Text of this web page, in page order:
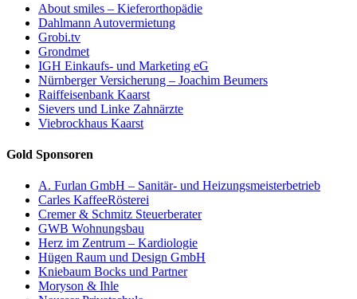
About smiles – Kieferorthopädie
Dahlmann Autovermietung
Grobi.tv
Grondmet
IGH Einkaufs- und Marketing eG
Nürnberger Versicherung – Joachim Beumers
Raiffeisenbank Kaarst
Sievers und Linke Zahnärzte
Viebrockhaus Kaarst
Gold Sponsoren
A. Furlan GmbH – Sanitär- und Heizungsmeisterbetrieb
Carles KaffeeRösterei
Cremer & Schmitz Steuerberater
GWB Wohnungsbau
Herz im Zentrum – Kardiologie
Hügen Raum und Design GmbH
Kniebaum Bocks und Partner
Moryson & Ihle